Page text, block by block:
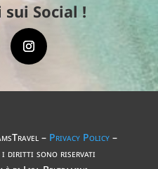
Social !
– Privacy Policy –
diritti sono riservati